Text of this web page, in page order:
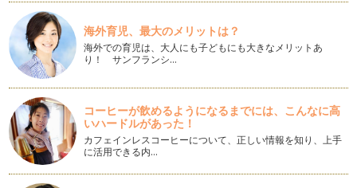
春のアクセサリー イヤーカフ
イヤーカフというアクセサリーをご存じですか？ ピアスでも
なく、イヤリングでもない耳…
言葉をストックしてみませんか
先日小学校低学年を担当する先生のお話を伺うことができまし
た。その先生のクラスは、宿題に必ず…
憧れママの共通点
今年も間もなく終わりますね。1年間、マナーという切り口か
らお話しできて、とても嬉しい時間で…
海外育児、最大のメリットは？
海外での育児は、大人にも子どもにも大きなメリットあ
り！ サンフランシ…
コーヒーが飲めるようになるまでには、こんなに高
いハードルがあった！
カフェインレスコーヒーについて、正しい情報を知り、上手
に活用できる内…